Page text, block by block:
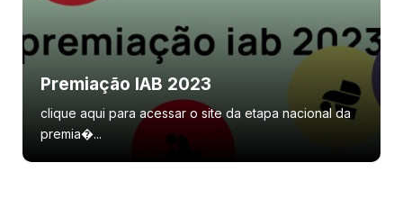
Premiação IAB 2023
clique aqui para acessar o site da etapa nacional da
premia�...